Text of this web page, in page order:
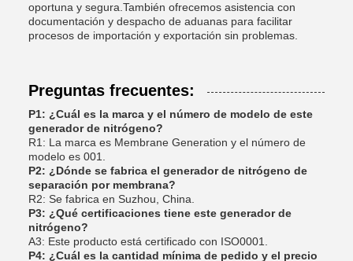
oportuna y segura.También ofrecemos asistencia con
documentación y despacho de aduanas para facilitar
procesos de importación y exportación sin problemas.
Preguntas frecuentes:
P1: ¿Cuál es la marca y el número de modelo de este
generador de nitrógeno?
R1: La marca es Membrane Generation y el número de
modelo es 001.
P2: ¿Dónde se fabrica el generador de nitrógeno de
separación por membrana?
R2: Se fabrica en Suzhou, China.
P3: ¿Qué certificaciones tiene este generador de
nitrógeno?
A3: Este producto está certificado con ISO0001.
P4: ¿Cuál es la cantidad mínima de pedido y el precio